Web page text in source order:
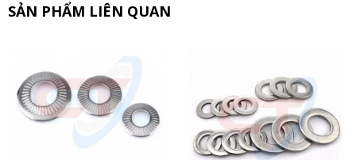
SẢN PHẨM LIÊN QUAN